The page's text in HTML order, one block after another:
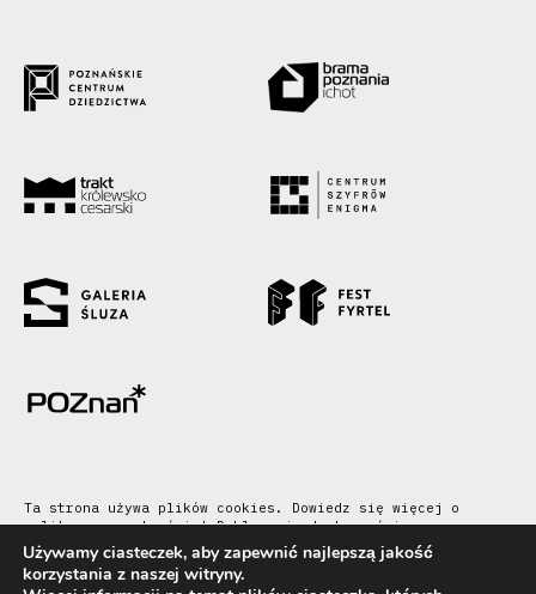
Copyright Poznańskie Centrum Dziedzictwa
Ta strona używa plików cookies. Dowiedz się więcej o
polityce prywatności|Deklaracja dostępności
Używamy ciasteczek, aby zapewnić najlepszą jakość
korzystania z naszej witryny.